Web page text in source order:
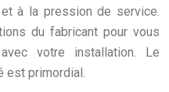
à la pression de service.
du fabricant pour vous
votre installation. Le
est primordial.